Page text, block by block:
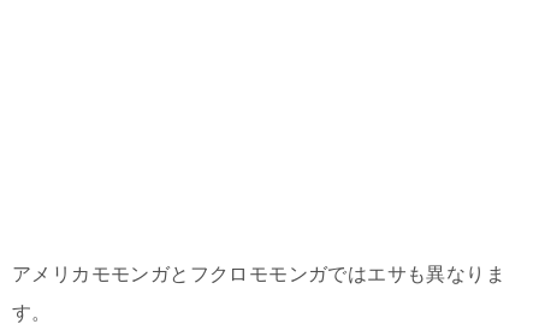
アメリカモモンガとフクロモモンガではエサも異なりま
す。